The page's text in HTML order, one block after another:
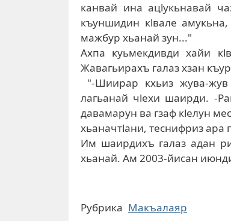
канвай ина ацlукьнавай
къуншидин кlвале
мажбур хьанай зун..."
Ахпа куьмекдивди хайи
Жавагьирахъ галаз хзан
"-Шиирар кхьиз жува-жув
лагьанай чlехи шаирди. -
давамарун ва гзаф кlелун
хьаначтlани, теснифриз ара
Им шаирдихъ галаз адан
хьанай. Ам 2003-йисан
Рубрика Макъалаяр